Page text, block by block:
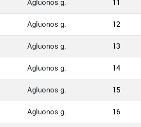
Agluonos g. 11
Agluonos g. 12
Agluonos g. 13
Agluonos g. 14
Agluonos g. 15
Agluonos g. 16